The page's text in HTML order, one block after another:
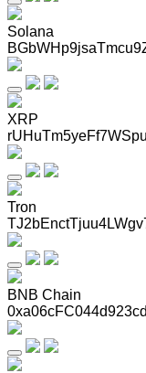
Solana
XRP
Tron
BNB Chain